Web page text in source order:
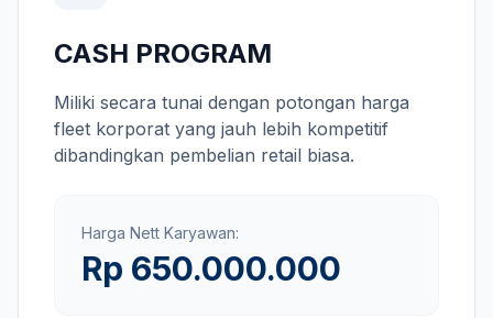
CASH PROGRAM
Miliki secara tunai dengan potongan harga
fleet korporat yang jauh lebih kompetitif
dibandingkan pembelian retail biasa.
Harga Nett Karyawan:
Rp 650.000.000